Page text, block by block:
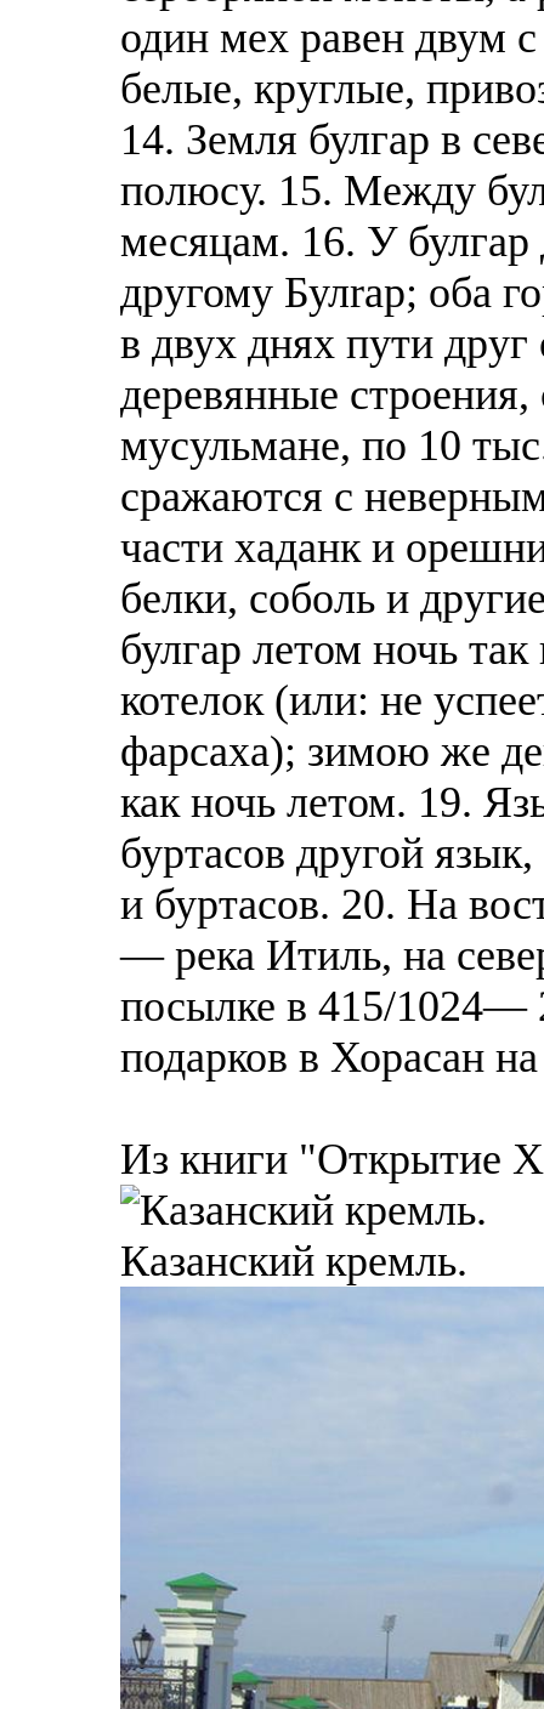
один мех равен двум
белые, круглые,
14. Земля булгар в
полюсу. 15. Между
месяцам. 16. У
другому Булrap; оба
в двух днях пути
деревянные
мусульмане, по 10
сражаются с
части хаданк и
белки, соболь и
булгар летом ночь
котелок (или: не
фарсаха); зимою же
как ночь летом. 19.
буртасов другой
и буртасов. 20. На
— река Итиль, на
посылке в 415/1024—
подарков в Хорасан
Из книги "Открытие
Казанский кремль.